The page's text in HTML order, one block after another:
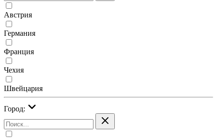
Австрия
Германия
Франция
Чехия
Швейцария
Город: